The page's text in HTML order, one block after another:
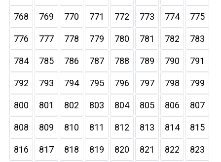
768 769 770 771 772 773 774 775
776 777 778 779 780 781 782 783
784 785 786 787 788 789 790 791
792 793 794 795 796 797 798 799
800 801 802 803 804 805 806 807
808 809 810 811 812 813 814 815
816 817 818 819 820 821 822 823